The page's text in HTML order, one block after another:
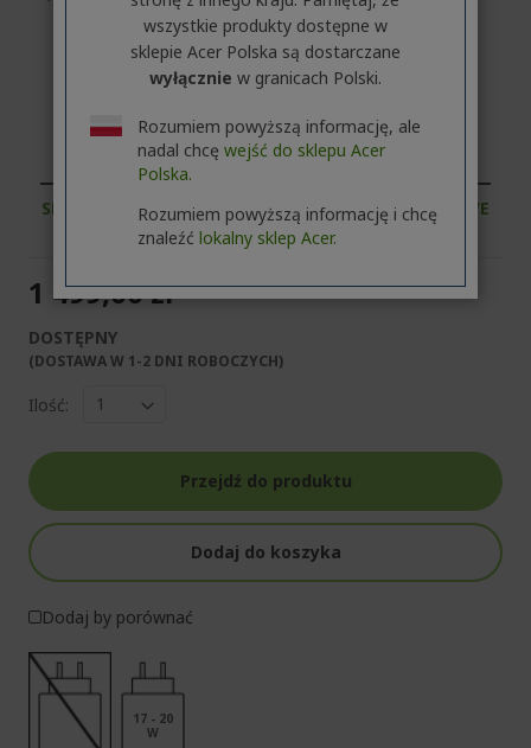
Klient biznesowy lub firma? Odkryj nasze
najlepsze oferty!
SKONTAKTUJ SIĘ Z NAMI | ZAŁÓŻ KONTO FIRMOWE
1 499,00 zł
DOSTĘPNY
(DOSTAWA W 1-2 DNI ROBOCZYCH)​
Ilość:
Przejdź do produktu
Dodaj do koszyka
Dodaj by porównać
17 - 20
W
wszystkie produkty dostępne w
sklepie Acer Polska są dostarczane
wyłącznie w granicach Polski.
Rozumiem powyższą informację, ale
nadal chcę wejść do sklepu Acer
Polska.
Rozumiem powyższą informację i chcę
znaleźć lokalny sklep Acer.